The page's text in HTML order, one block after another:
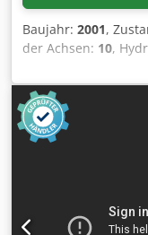
Baujahr: 2001,
der Achsen: 10,
Diese SCHIAVI HFB
Kapazität von 4000
fortschrittliche
hintere
Vorschriften
HFB 220-40 von